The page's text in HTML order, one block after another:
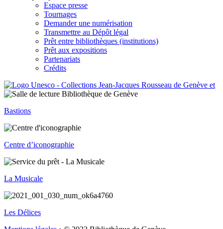
Espace presse
Tournages
Demander une numérisation
Transmettre au Dépôt légal
Prêt entre bibliothèques (institutions)
Prêt aux expositions
Partenariats
Crédits
Bastions
Centre d’iconographie
La Musicale
Les Délices